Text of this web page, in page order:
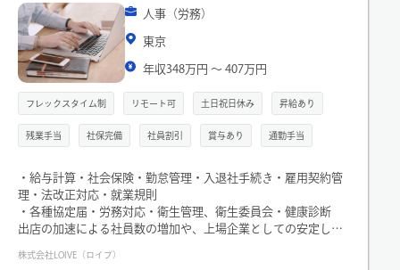
人事（労務）
東京
年収348万円 〜 407万円
フレックスタイム制 リモート可 土日祝日休み 昇給あり
残業手当 社保完備 社員割引 賞与あり 通勤手当
・給与計算・社会保険・勤怠管理・入退社手続き・雇用契約管
理・法改正対応・就業規則
・各種協定届・労務対応・衛生管理、衛生委員会・健康診断
出店の加速による社員数の増加や、上場企業としての安定した
になりました。具体的には、これまでの実務経験によって検討
株式会社LOIVE（ロイブ）